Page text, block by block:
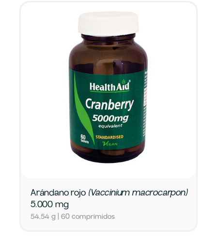
Arándano rojo (Vaccinium macrocarpon)
5.000 mg
54,54 g | 60 comprimidos